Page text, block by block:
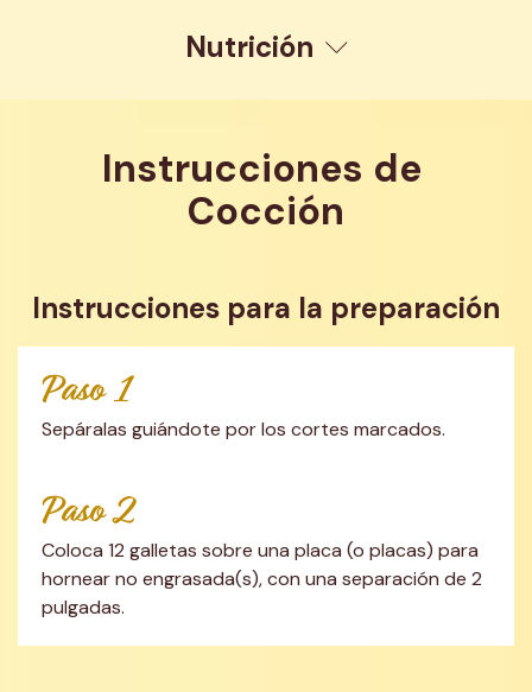
Nutrición
Instrucciones de
Cocción
Instrucciones para la preparación
Paso 1
Sepáralas guiándote por los cortes marcados.
Paso 2
Coloca 12 galletas sobre una placa (o placas) para
hornear no engrasada(s), con una separación de 2
pulgadas.